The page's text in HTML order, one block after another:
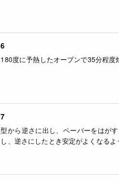
6
180度に予熱したオーブンで35分程度
7
型から逆さに出し、ペーパーをはが
し、逆さにしたとき安定がよくなるよ